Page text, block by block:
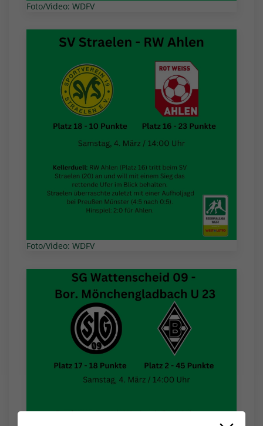
Foto/Video: WDFV
Foto/Video: WDFV